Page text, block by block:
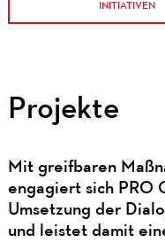
INITIATIVEN
Projekte
Mit greifbaren
engagiert sich PRO
Umsetzung der
und leistet damit